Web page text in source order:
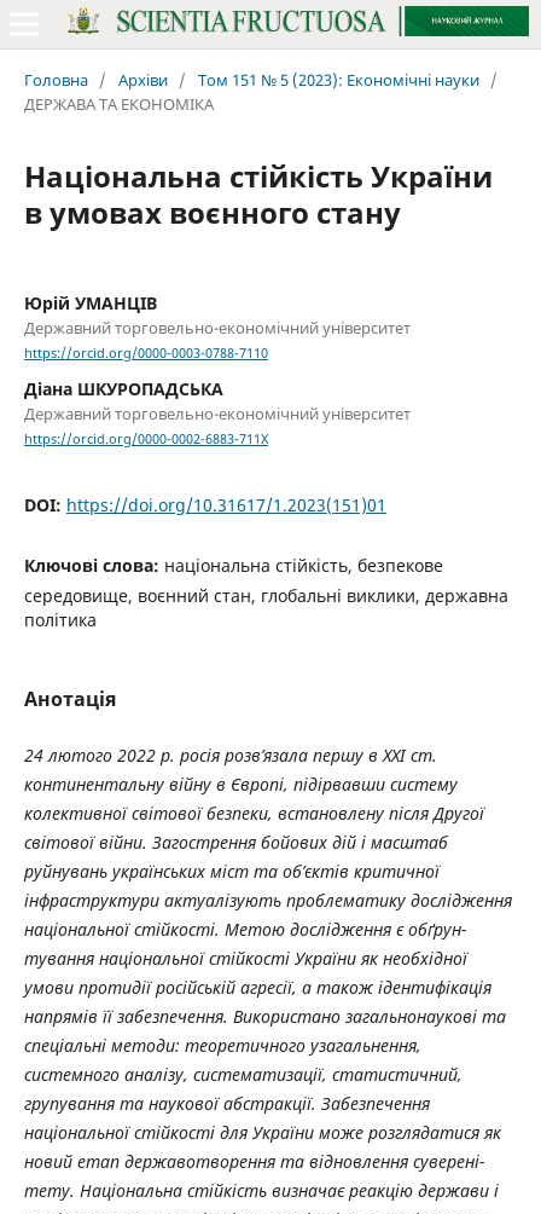
Головна / Архіви / Том 151 № 5 (2023): Економічні науки /
ДЕРЖАВА ТА ЕКОНОМІКА
Національна стійкість України
в умовах воєнного стану
Юрій УМАНЦІВ
Державний торговельно-економічний університет
https://orcid.org/0000-0003-0788-7110
Діана ШКУРОПАДСЬКА
Державний торговельно-економічний університет
https://orcid.org/0000-0002-6883-711X
DOI: https://doi.org/10.31617/1.2023(151)01
Ключові слова: національна стійкість, безпекове
середовище, воєнний стан, глобальні виклики, державна
політика
Анотація
24 лютого 2022 р. росія розв’язала першу в XXI ст.
континентальну війну в Європі, підірвавши систему
колективної світової без­пеки, встановлену після Другої
світової війни. Загострення бойових дій і масштаб
руйнувань українських міст та об’єктів критичної
інфраструктури актуалізують проблематику дослідження
національної стійкості. Метою дослідження є обґрун­
тування національної стійкості України як необхідної
умови протидії російській агресії, а також ідентифіка­ція
напрямів її забез­печення. Використано загальнонаукові та
спеціальні методи: тео­ретич­ного узагаль­нення,
системного аналізу, систематизації, статистичний,
групування та наукової абстракції. Забезпечення
національної стій­кос­ті для України може розглядатися як
новий етап державотворення та віднов­лення суверені­
тету. Національна стійкість визначає реакцію держави і